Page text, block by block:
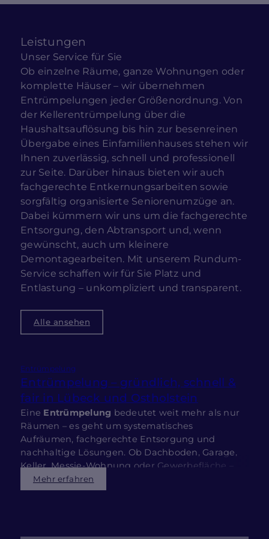
Leistungen
Unser Service für Sie
Ob einzelne Räume, ganze Wohnungen oder
komplette Häuser – wir übernehmen
Entrümpelungen jeder Größenordnung. Von
der Kellerentrümpelung über die
Haushaltsauflösung bis hin zur besenreinen
Übergabe eines Einfamilienhauses stehen wir
Ihnen zuverlässig, schnell und professionell
zur Seite. Darüber hinaus bieten wir auch
fachgerechte Entkernungsarbeiten sowie
sorgfältig organisierte Seniorenumzüge an.
Dabei kümmern wir uns um die fachgerechte
Entsorgung, den Abtransport und, wenn
gewünscht, auch um kleinere
Demontagearbeiten. Mit unserem Rundum-
Service schaffen wir für Sie Platz und
Entlastung – unkompliziert und transparent.
Alle ansehen
Entrümpelung
Entrümpelung – gründlich, schnell &
fair in Lübeck und Ostholstein
Eine Entrümpelung bedeutet weit mehr als nur
Räumen – es geht um systematisches
Aufräumen, fachgerechte Entsorgung und
nachhaltige Lösungen. Ob Dachboden, Garage,
Keller, Messie-Wohnung oder Gewerbefläche –
wir unterstützen Sie mit Erfahrung, Respekt und
Effizienz. Unser Service ist diskret, rechtssicher
Mehr erfahren